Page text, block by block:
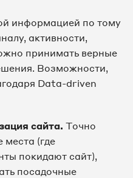
информацией по тому
активности,
принимать верные
Возможности,
Data-driven
сайта. Точно
места (где
покидают сайт),
посадочные